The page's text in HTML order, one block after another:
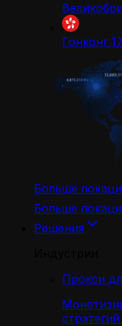
Гонконг
Больше
Больше
Решения
Прокси